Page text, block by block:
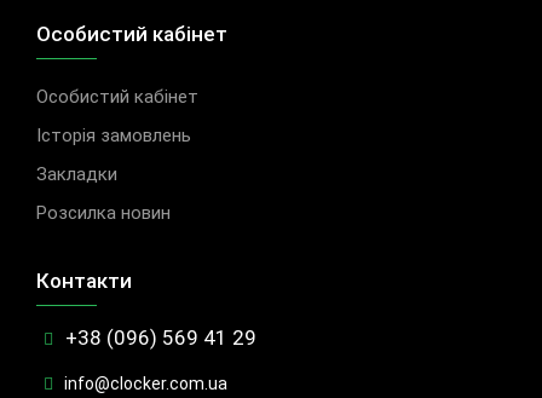
Особистий кабінет
Особистий кабінет
Історія замовлень
Закладки
Розсилка новин
Контакти
+38 (096) 569 41 29
info@clocker.com.ua